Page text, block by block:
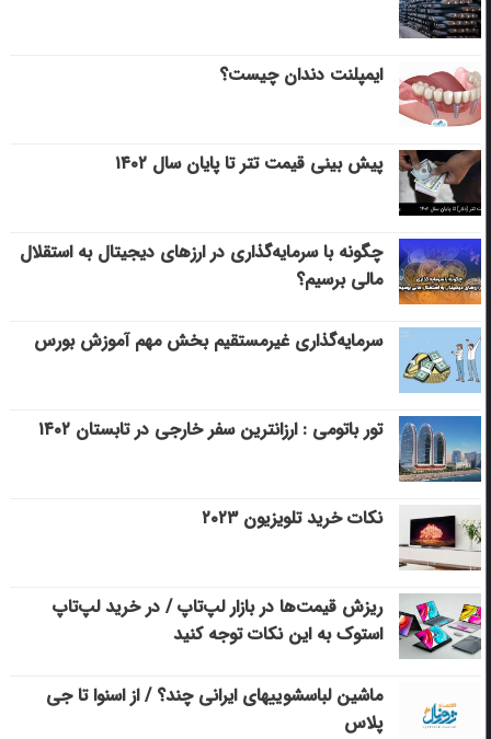
ایمپلنت دندان چیست؟
پیش بینی قیمت تتر تا پایان سال ۱۴۰۲
چگونه با سرمایه‌گذاری در ارزهای دیجیتال به استقلال
مالی برسیم؟
سرمایه‌گذاری غیرمستقیم بخش مهم آموزش بورس
تور باتومی : ارزانترین سفر خارجی در تابستان ۱۴۰۲
نکات خرید تلویزیون ۲۰۲۳
ریزش قیمت‌ها در بازار لپ‌تاپ / در خرید لپ‌تاپ
استوک به این نکات توجه کنید
ماشین لباسشویی‎های ایرانی چند؟ / از اسنوا تا جی
پلاس